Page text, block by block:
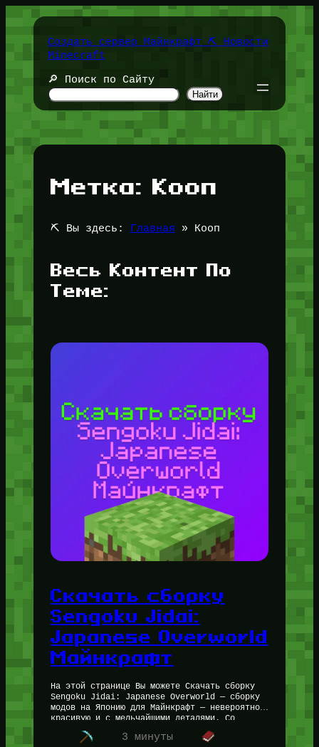
содержимомуСоздать сервер Майнкрафт ⛏️ Новости
Minecraft
🔎 Поиск по Сайту
Найти
Метка: Кооп
⛏️ Вы здесь: Главная » Кооп
Весь Контент По
Теме:
Скачать сборку
Sengoku Jidai:
Japanese Overworld
Майнкрафт
На этой странице Вы можете Скачать сборку
Sengoku Jidai: Japanese Overworld — сборку
модов на Японию для Майнкрафт — невероятно
красивую и с мельчайшими деталями. Со
сборкой Sengoku Jidai: Japanese…
3 минуты